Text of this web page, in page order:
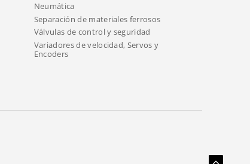
Neumática
Separación de materiales ferrosos
Válvulas de control y seguridad
Variadores de velocidad, Servos y
Encoders